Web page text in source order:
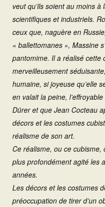
veut qu’ils soient au moins
scientifiques et industriels.
ceux que, naguère en
« ballettomanes », Massine
pantomime. Il a réalisé cette
merveilleusement
humaine, si joyeuse qu’elle
en valait la peine,
Dürer et que Jean Cocteau
décors et les costumes
réalisme de son art.
Ce réalisme, ou ce
plus profondément agité les
années.
Les décors et les costumes
préoccupation de tirer d’un